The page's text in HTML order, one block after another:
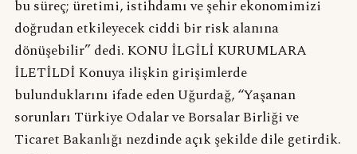
bu süreç; üretimi, istihdamı ve şehir ekonomimizi
doğrudan etkileyecek ciddi bir risk alanına
dönüşebilir” dedi. KONU İLGİLİ KURUMLARA
İLETİLDİ Konuya ilişkin girişimlerde
bulunduklarını ifade eden Uğurdağ, “Yaşanan
sorunları Türkiye Odalar ve Borsalar Birliği ve
Ticaret Bakanlığı nezdinde açık şekilde dile getirdik.